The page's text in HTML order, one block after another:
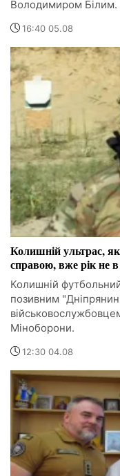
Володимиром Білим.
16:40 05.08
Колишній ультрас,
справою, вже рік не
Колишній
позивним
Міноборони.
12:30 04.08